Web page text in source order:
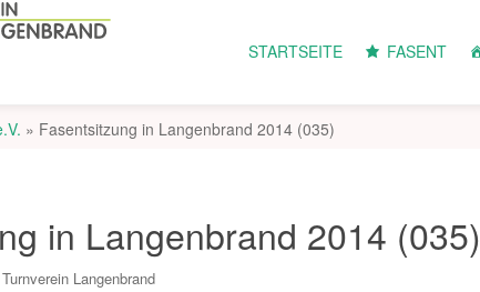
STARTSEITE FASENT
» Fasentsitzung in Langenbrand 2014 (035)
in Langenbrand 2014 (035)
Turnverein Langenbrand